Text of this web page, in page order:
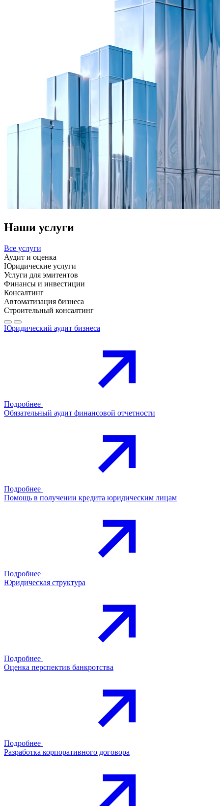
Наши услуги
Все услуги
Аудит и оценка
Юридические услуги
Услуги для эмитентов
Финансы и инвестиции
Консалтинг
Автоматизация бизнеса
Строительный консалтинг
Юридический аудит бизнеса
Подробнее
Обязательный аудит финансовой отчетности
Подробнее
Помощь в получении кредита юридическим лицам
Подробнее
Юридическая структура
Подробнее
Оценка перспектив банкротства
Подробнее
Разработка корпоративного договора